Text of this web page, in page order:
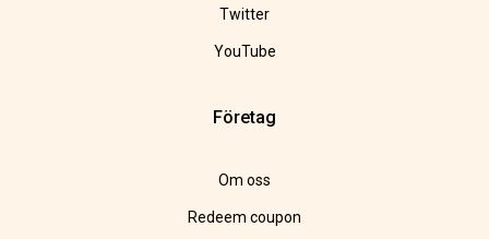
Twitter
YouTube
Företag
Om oss
Redeem coupon